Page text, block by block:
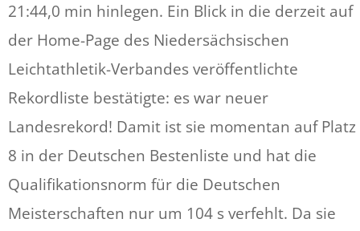
21:44,0 min hinlegen. Ein Blick in die derzeit auf
der Home-Page des Niedersächsischen
Leichtathletik-Verbandes veröffentlichte
Rekordliste bestätigte: es war neuer
Landesrekord! Damit ist sie momentan auf Platz
8 in der Deutschen Bestenliste und hat die
Qualifikationsnorm für die Deutschen
Meisterschaften nur um 104 s verfehlt. Da sie